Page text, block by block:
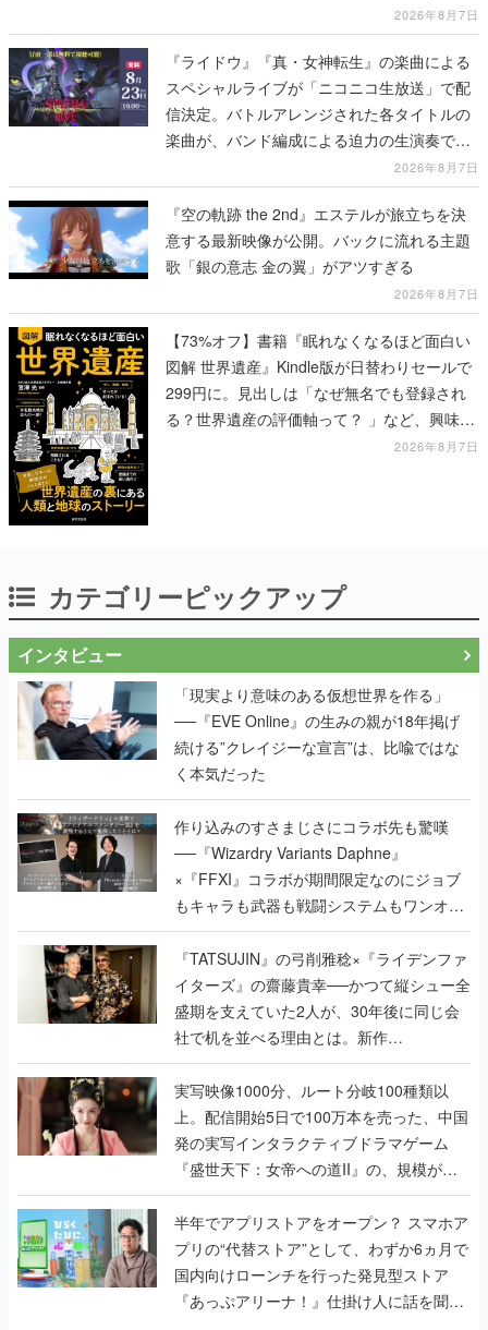
2026年8月7日
『ライドウ』『真・女神転生』の楽曲による
スペシャルライブが「ニコニコ生放送」で配
信決定。バトルアレンジされた各タイトルの
楽曲が、バンド編成による迫力の生演奏で披
露、冒頭部分は“無料”で視聴できる2026年8月7日
『空の軌跡 the 2nd』エステルが旅立ちを決
意する最新映像が公開。バックに流れる主題
歌「銀の意志 金の翼」がアツすぎる
2026年8月7日
【73%オフ】書籍『眠れなくなるほど面白い
図解 世界遺産』Kindle版が日替わりセールで
299円に。見出しは「なぜ無名でも登録され
る？世界遺産の評価軸って？ 」など、興味を
2026年8月7日
カテゴリーピックアップ
インタビュー
「現実より意味のある仮想世界を作る」
──『EVE Online』の生みの親が18年掲げ
続ける”クレイジーな宣言”は、比喩ではな
く本気だった
作り込みのすさまじさにコラボ先も驚嘆
──『Wizardry Variants Daphne』
×『FFXI』コラボが期間限定なのにジョブ
もキャラも武器も戦闘システムもワンオフ
で作り込まれた理由を両ディレクターに聞
く
『TATSUJIN』の弓削雅稔×『ライデンファ
イターズ』の齋藤貴幸──かつて縦シュー全
盛期を支えていた2人が、30年後に同じ会
社で机を並べる理由とは。新作
『TATSUJIN EXTREME』で初タッグを組
んだレジェンド2人に訊く開発秘話
実写映像1000分、ルート分岐100種類以
上。配信開始5日で100万本を売った、中国
発の実写インタラクティブドラマゲーム
『盛世天下：女帝への道II』の、規模が違
うこだわりをプロデューサーに聞いた
半年でアプリストアをオープン？ スマホア
プリの“代替ストア”として、わずか6ヵ月で
国内向けローンチを行った発見型ストア
『あっぷアリーナ！』仕掛け人に話を聞い